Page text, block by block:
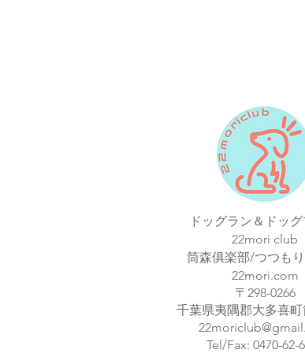
ドッグラン＆ドッ
22mori club
筒森俱楽部/つつも
22mori.com
〒298-0266
千葉県夷隅郡大多喜町
Tel/Fax: 0470-62-